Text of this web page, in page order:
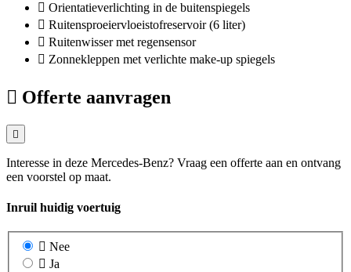
Orientatieverlichting in de buitenspiegels
Ruitensproeiervloeistofreservoir (6 liter)
Ruitenwisser met regensensor
Zonnekleppen met verlichte make-up spiegels
Offerte aanvragen
Interesse in deze Mercedes-Benz? Vraag een offerte aan en ontvang
een voorstel op maat.
Inruil huidig voertuig
Nee
Ja